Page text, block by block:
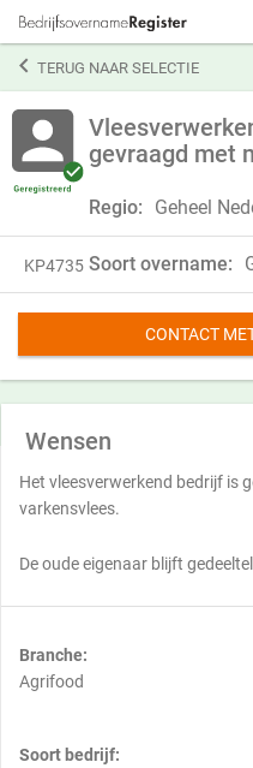
TERUG NAAR SELECTIE
gevraagd met
Regio: Geheel
KP4735 Soort overname:
CONTACT
Wensen
Het vleesverwerkend bedrijf is
varkensvlees.
De oude eigenaar blijft
Branche:
Agrifood
Soort bedrijf: